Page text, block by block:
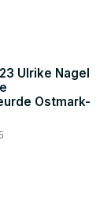
omdat ze
mensen in
te
Ulrike Nagel
Ostmark-